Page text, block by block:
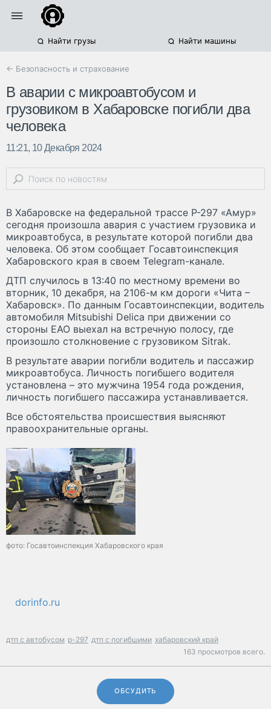
Найти грузы Найти машины
← Безопасность и страхование
В аварии с микроавтобусом и
грузовиком в Хабаровске погибли два
человека
11:21, 10 Декабря 2024
В Хабаровске на федеральной трассе Р-297 «Амур»
сегодня произошла авария с участием грузовика и
микроавтобуса, в результате которой погибли два
человека. Об этом сообщает Госавтоинспекция
Хабаровского края в своем Telegram-канале.
ДТП случилось в 13:40 по местному времени во
вторник, 10 декабря, на 2106-м км дороги «Чита –
Хабаровск». По данным Госавтоинспекции, водитель
автомобиля Mitsubishi Delica при движении со
стороны ЕАО выехал на встречную полосу, где
произошло столкновение с грузовиком Sitrak.
В результате аварии погибли водитель и пассажир
микроавтобуса. Личность погибшего водителя
установлена – это мужчина 1954 года рождения,
личность погибшего пассажира устанавливается.
Все обстоятельства происшествия выясняют
правоохранительные органы.
фото: Госавтоинспекция Хабаровского края
dorinfo.ru
дтп с автобусом р-297 дтп с погибшими хабаровский край
163 просмотров всего.
ОБСУДИТЬ